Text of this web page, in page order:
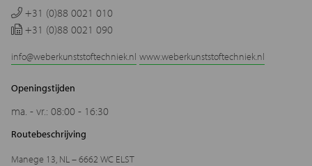
+31 (0)88 0021 010
+31 (0)88 0021 090
info@weberkunststoftechniek.nl www.weberkunststoftechniek.nl
Openingstijden
ma. - vr.: 08:00 - 16:30
Routebeschrijving
Manege 13, NL – 6662 WC ELST